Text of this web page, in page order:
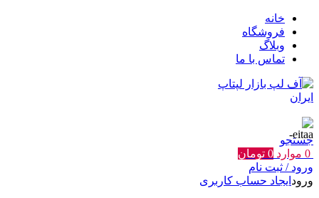
خانه
فروشگاه
وبلاگ
تماس با ما
جستجو
0 موارد 0 تومان
ورود / ثبت نام
ورود ایجاد حساب کاربری